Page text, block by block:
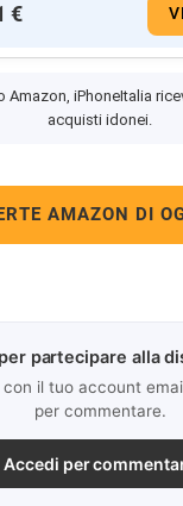
€
Amazon, iPhoneItalia
acquisti idonei.
AMAZON DI
partecipare alla
il tuo account
per commentare.
Accedi per